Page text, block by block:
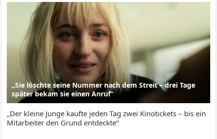
„Sie löschte seine Nummer nach dem Streit – drei Tage
später bekam sie einen Anruf“
„Der kleine Junge kaufte jeden Tag zwei Kinotickets – bis ein
Mitarbeiter den Grund entdeckte“